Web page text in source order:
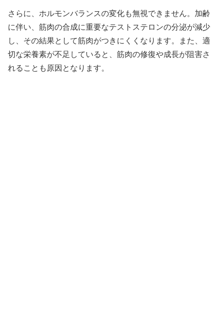
さらに、ホルモンバランスの変化も無視できません。加齢
に伴い、筋肉の合成に重要なテストステロンの分泌が減少
し、その結果として筋肉がつきにくくなります。また、適
切な栄養素が不足していると、筋肉の修復や成長が阻害さ
れることも原因となります。